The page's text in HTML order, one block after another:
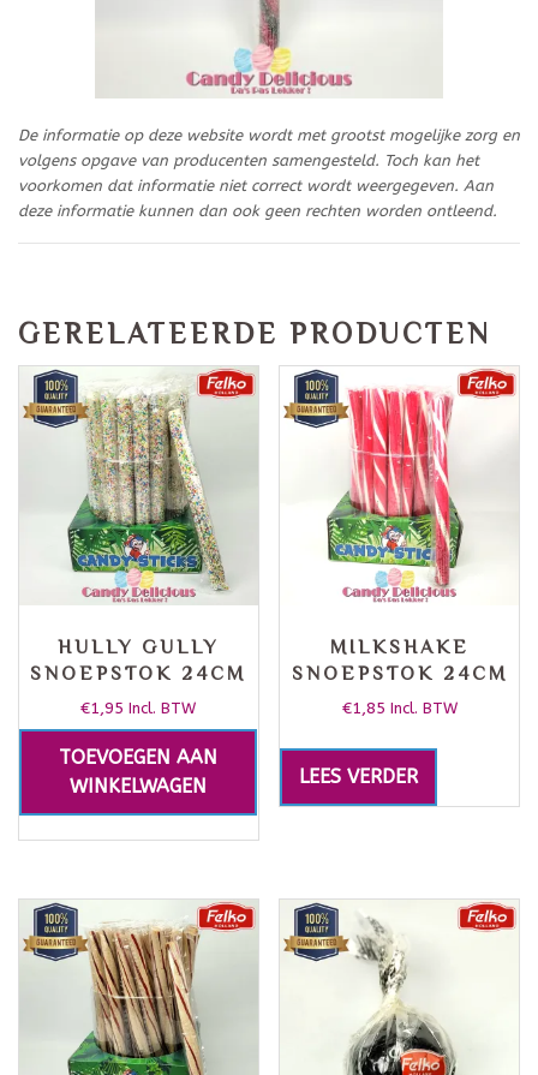
De informatie op deze website wordt met grootst mogelijke zorg en
volgens opgave van producenten samengesteld. Toch kan het
voorkomen dat informatie niet correct wordt weergegeven. Aan
deze informatie kunnen dan ook geen rechten worden ontleend.
GERELATEERDE PRODUCTEN
HULLY GULLY
SNOEPSTOK 24CM
€1,95 Incl. BTW
TOEVOEGEN AAN
WINKELWAGEN
MILKSHAKE
SNOEPSTOK 24CM
€1,85 Incl. BTW
LEES VERDER